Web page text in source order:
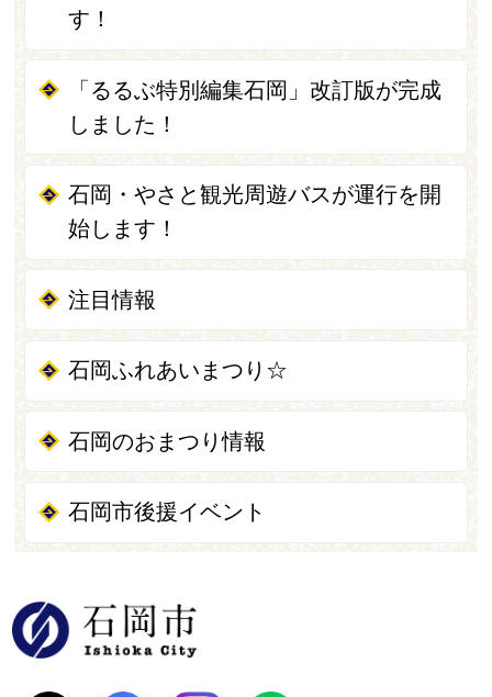
す！
「るるぶ特別編集石岡」改訂版が完成
しました！
石岡・やさと観光周遊バスが運行を開
始します！
注目情報
石岡ふれあいまつり☆
石岡のおまつり情報
石岡市後援イベント